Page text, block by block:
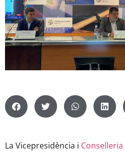
La Vicepresidència i Conselleria